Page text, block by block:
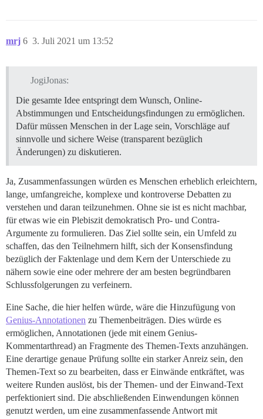
mrj 3. Juli 2021 um 13:52
6
JogiJonas:
Die gesamte Idee entspringt dem Wunsch, Online-
Abstimmungen und Entscheidungsfindungen zu ermöglichen.
Dafür müssen Menschen in der Lage sein, Vorschläge auf
sinnvolle und sichere Weise (transparent bezüglich
Änderungen) zu diskutieren.
Ja, Zusammenfassungen würden es Menschen erheblich erleichtern,
lange, umfangreiche, komplexe und kontroverse Debatten zu
verstehen und daran teilzunehmen. Ohne sie ist es nicht machbar,
für etwas wie ein Plebiszit demokratisch Pro- und Contra-
Argumente zu formulieren. Das Ziel sollte sein, ein Umfeld zu
schaffen, das den Teilnehmern hilft, sich der Konsensfindung
bezüglich der Faktenlage und dem Kern der Unterschiede zu
nähern sowie eine oder mehrere der am besten begründbaren
Schlussfolgerungen zu verfeinern.
Eine Sache, die hier helfen würde, wäre die Hinzufügung von
Genius-Annotationen zu Themenbeiträgen. Dies würde es
ermöglichen, Annotationen (jede mit einem Genius-
Kommentarthread) an Fragmente des Themen-Texts anzuhängen.
Eine derartige genaue Prüfung sollte ein starker Anreiz sein, den
Themen-Text so zu bearbeiten, dass er Einwände entkräftet, was
weitere Runden auslöst, bis der Themen- und der Einwand-Text
perfektioniert sind. Die abschließenden Einwendungen können
genutzt werden, um eine zusammenfassende Antwort mit